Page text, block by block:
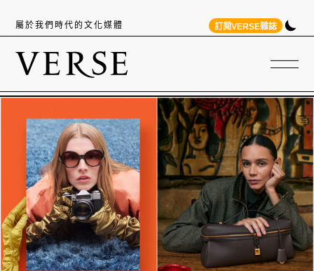
屬於我們時代的文化媒體 訂閱VERSE雜誌